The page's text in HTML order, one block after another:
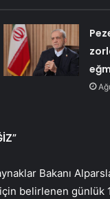
Bakanı
belirlenen